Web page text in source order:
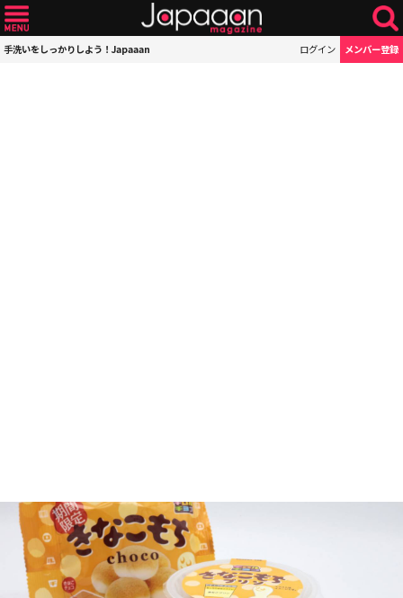
手洗いをしっかりしよう！Japaaan ログイン メンバー登録